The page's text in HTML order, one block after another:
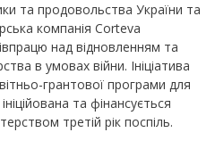
та продовольства України та
компанія Corteva
над відновленням та
в умовах війни. Ініціатива
грантової програми для
та фінансується
третій рік поспіль.